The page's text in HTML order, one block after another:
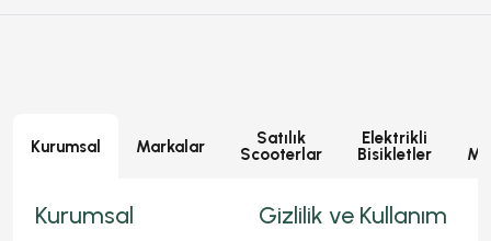
Kurumsal Markalar
Satılık
Scooterlar
Elektrikli
Bisikletler
Kurumsal Gizlilik ve Kullanım